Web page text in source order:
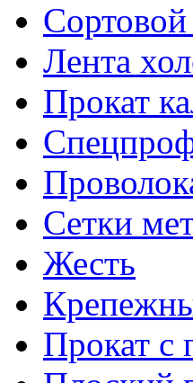
Сортовой
Лента
Прокат
Сетки
Жесть
Прокат с